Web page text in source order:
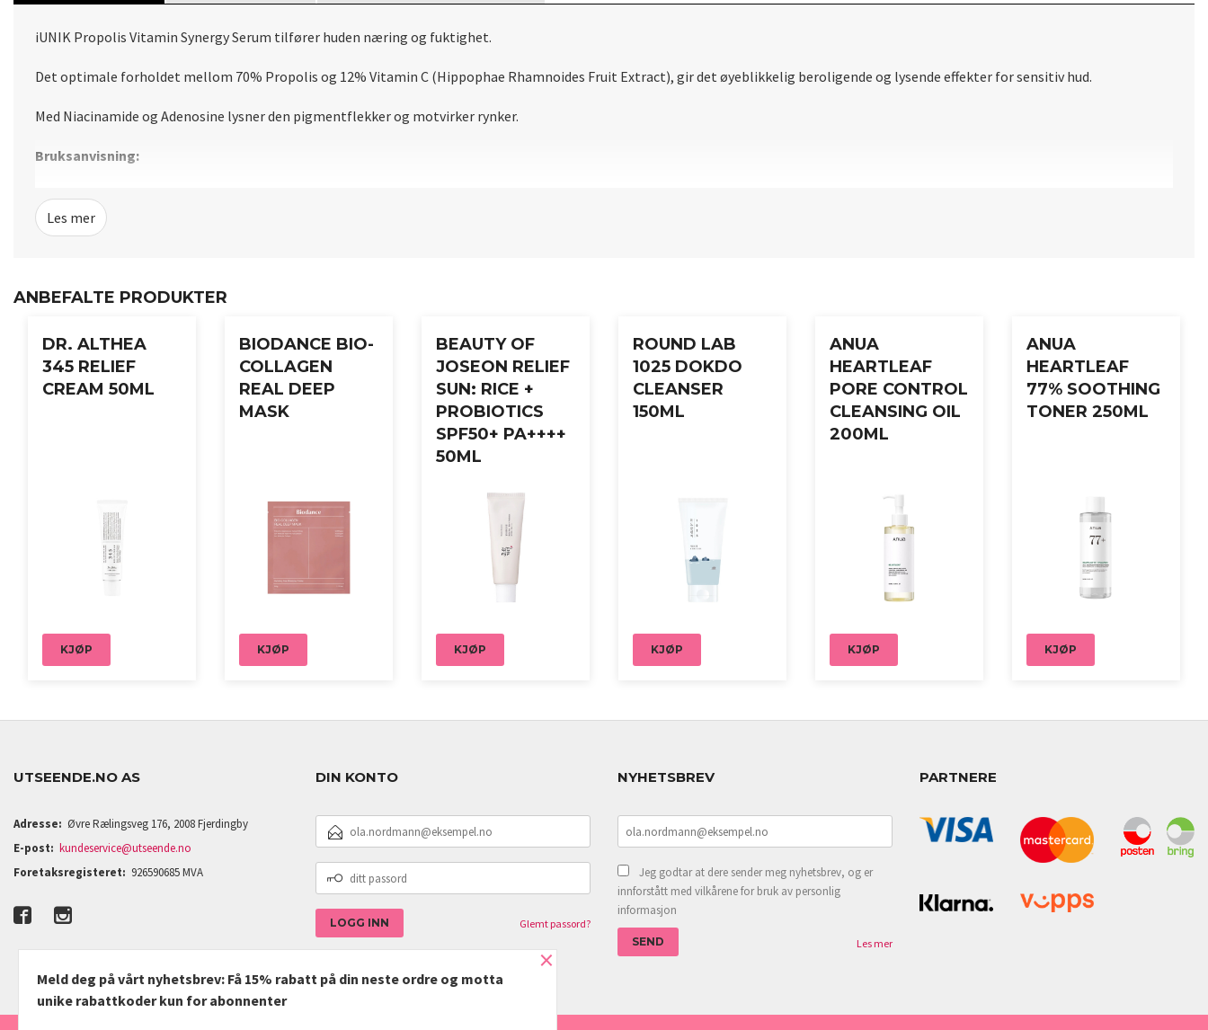
iUNIK Propolis Vitamin Synergy Serum tilfører huden næring og fuktighet.
Det optimale forholdet mellom 70% Propolis og 12% Vitamin C (Hippophae Rhamnoides Fruit Extract), gir det øyeblikkelig beroligende og lysende effekter for sensitiv hud.
Med Niacinamide og Adenosine lysner den pigmentflekker og motvirker rynker.
Bruksanvisning:
Etter rens og toner, påfør en rikelig mengde i ansiktet og klapp forsiktig inn i huden.
Les mer
ANBEFALTE PRODUKTER
DR. ALTHEA
345 RELIEF
CREAM 50ML
KJØP
BIODANCE BIO-
COLLAGEN
REAL DEEP
MASK
KJØP
BEAUTY OF
JOSEON RELIEF
SUN: RICE +
PROBIOTICS
SPF50+ PA++++
50ML
KJØP
ROUND LAB
1025 DOKDO
CLEANSER
150ML
KJØP
ANUA
HEARTLEAF
PORE CONTROL
CLEANSING OIL
200ML
KJØP
ANUA
HEARTLEAF
77% SOOTHING
TONER 250ML
KJØP
UTSEENDE.NO AS
Adresse: Øvre Rælingsveg 176, 2008 Fjerdingby
E-post: kundeservice@utseende.no
Foretaksregisteret: 926590685 MVA
DIN KONTO
POSTADRESSE
PASSORD
Glemt passord?
NYHETSBREV
Jeg godtar at dere sender meg nyhetsbrev, og er
innforstått med vilkårene for bruk av personlig
informasjon
Les mer
PARTNERE
×
Meld deg på vårt nyhetsbrev: Få 15% rabatt på din neste ordre og motta
unike rabattkoder kun for abonnenter